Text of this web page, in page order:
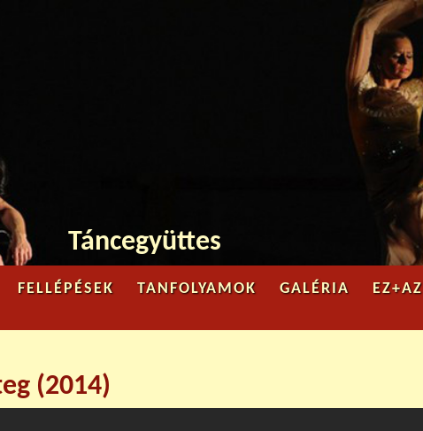
Táncegyüttes
FELLÉPÉSEK TANFOLYAMOK GALÉRIA EZ+AZ
(2014)